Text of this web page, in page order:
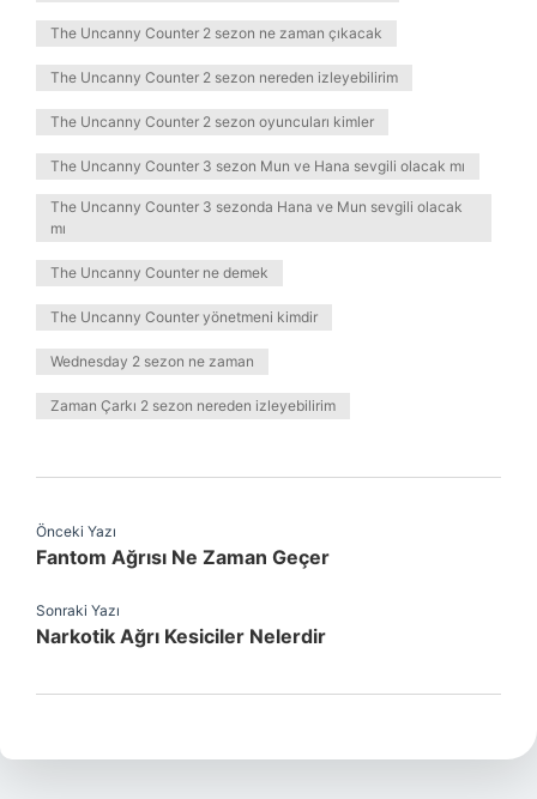
The Uncanny Counter 2 sezon ne zaman çıkacak
The Uncanny Counter 2 sezon nereden izleyebilirim
The Uncanny Counter 2 sezon oyuncuları kimler
The Uncanny Counter 3 sezon Mun ve Hana sevgili olacak mı
The Uncanny Counter 3 sezonda Hana ve Mun sevgili olacak
mı
The Uncanny Counter ne demek
The Uncanny Counter yönetmeni kimdir
Wednesday 2 sezon ne zaman
Zaman Çarkı 2 sezon nereden izleyebilirim
Önceki Yazı
Fantom Ağrısı Ne Zaman Geçer
Sonraki Yazı
Narkotik Ağrı Kesiciler Nelerdir